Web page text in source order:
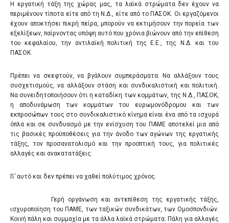
Η εργατική τάξη της χώρας μας, τα λαϊκά στρώματα δεν έχουν να
περιμένουν τίποτα είτε από τη Ν.Δ., είτε από το ΠΑΣΟΚ. Οι εργαζόμενοι
έχουν αποκτήσει πικρή πείρα, μπορούν να εκτιμήσουν την πορεία των
εξελίξεων, παίρνοντας υπόψη αυτό που χρόνια βιώνουν από την επίθεση
του κεφαλαίου, την αντιλαϊκή πολιτική της Ε.Ε., της Ν.Δ. και του
ΠΑΣΟΚ.
Πρέπει να σκεφτούν, να βγάλουν συμπεράσματα. Να αλλάξουν τους
συσχετισμούς, να αλλάξουν στάση και συνδικαλιστική και πολιτική.
Να συνειδητοποιήσουν ότι η καταδίκη των κομμάτων, της Ν.Δ., ΠΑΣΟΚ,
η αποδυνάμωση των κομμάτων του ευρωμονόδρομου και των
εκπροσώπων τους στο συνδικαλιστικό κίνημα είναι ένα από τα ισχυρά
όπλα και σε συνδυασμό με την ενίσχυση του ΠΑΜΕ αποτελεί μια από
τις βασικές προϋποθέσεις για την άνοδο των αγώνων της εργατικής
τάξης, τον προσανατολισμό και την προοπτική τους, για πολιτικές
αλλαγές και ανακατατάξεις.
Γι’ αυτό και δεν πρέπει να χαθεί πολύτιμος χρόνος.
Γερή οργάνωση και αντεπίθεση της εργατικής τάξης,
ισχυροποίηση του ΠΑΜΕ, των ταξικών συνδικάτων, των Ομοσπονδιών.
Κοινή πάλη και συμμαχία με τα άλλα λαϊκά στρώματα. Πάλη για αλλαγές